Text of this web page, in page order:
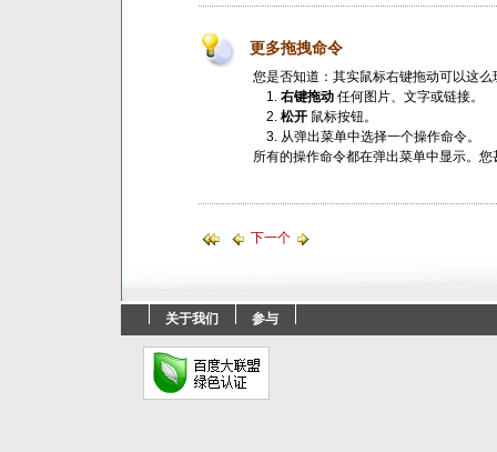
更多拖拽命令
您是否知道：其实鼠标右键拖动可以这么
右键拖动任何图片、文字或链接。
松开鼠标按钮。
从弹出菜单中选择一个操作命令。
所有的操作命令都在弹出菜单中显示。
下一个
关于我们 参与